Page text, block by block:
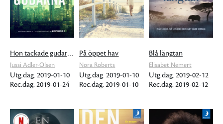
Hon tackade gudarna
Jussi Adler-Olsen
Utg.dag. 2019-01-10
Rec.dag. 2019-01-24
På öppet hav
Nora Roberts
Utg.dag. 2019-01-10
Rec.dag. 2019-01-10
Blå längtan
Elisabet Nemert
Utg.dag. 2019-02-12
Rec.dag. 2019-02-12